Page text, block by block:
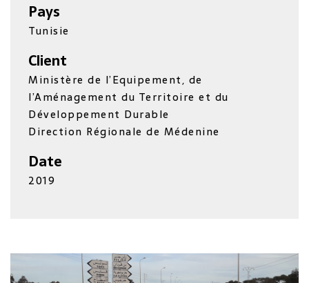
Pays
Tunisie
Client
Ministère de l’Equipement, de
l’Aménagement du Territoire et du
Développement Durable
Direction Régionale de Médenine
Date
2019